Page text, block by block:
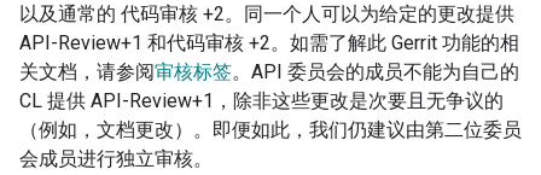
以及通常的 代码审核 +2。同一个人可以为给定的更改提供
API-Review+1 和代码审核 +2。如需了解此 Gerrit 功能的相
关文档，请参阅审核标签。API 委员会的成员不能为自己的
CL 提供 API-Review+1，除非这些更改是次要且无争议的
（例如，文档更改）。即便如此，我们仍建议由第二位委员
会成员进行独立审核。